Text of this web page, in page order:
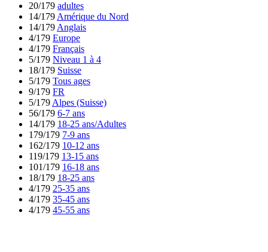
20/179 adultes
14/179 Amérique du Nord
14/179 Anglais
4/179 Europe
4/179 Français
5/179 Niveau 1 à 4
18/179 Suisse
5/179 Tous ages
9/179 FR
5/179 Alpes (Suisse)
56/179 6-7 ans
14/179 18-25 ans/Adultes
179/179 7-9 ans
162/179 10-12 ans
119/179 13-15 ans
101/179 16-18 ans
18/179 18-25 ans
4/179 25-35 ans
4/179 35-45 ans
4/179 45-55 ans